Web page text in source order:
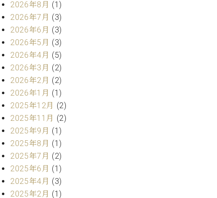
ト
ピ
ア
C.
ベ
ヒ
シ
ュ
タ
イ
ン
レ
ジ
デ
ス
ア
ジオ
レン
タル
ホー
スタ
ジオ
空き
状況
動
録
サ
ー
ビ
ス
2026年8月 (1)
2026年7月 (3)
2026年6月 (3)
2026年5月 (3)
2026年4月 (5)
2026年3月 (2)
2026年2月 (2)
2026年1月 (1)
2025年12月 (2)
2025年11月 (2)
2025年9月 (1)
2025年8月 (1)
2025年7月 (2)
2025年6月 (1)
2025年4月 (3)
2025年2月 (1)